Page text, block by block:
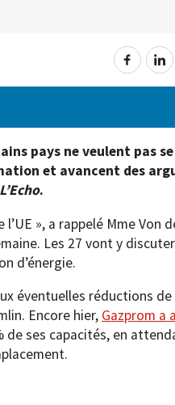
pays ne veulent pas
et avancent des
L’Echo.
», a rappelé Mme Von
Les 27 vont y discuter
d’énergie.
éventuelles réductions
Encore hier, Gazprom a
de ses capacités, en